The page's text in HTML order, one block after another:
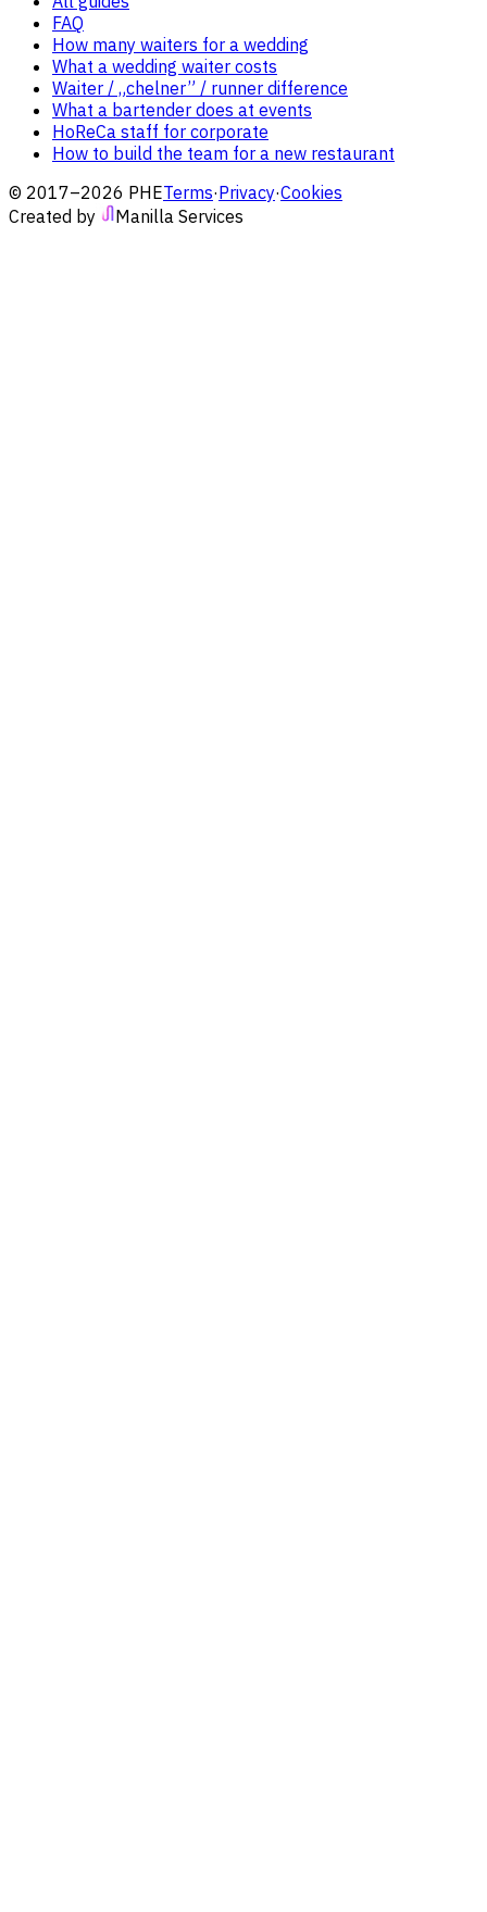
FAQ
How many waiters for a wedding
What a wedding waiter costs
Waiter / „chelner” / runner difference
What a bartender does at events
HoReCa staff for corporate
How to build the team for a new restaurant
© 2017–2026 PHETerms·Privacy·Cookies
Created by
Manilla Services